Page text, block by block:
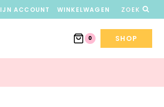
ACCOUNT WINKELWAGEN ZOEK
0 SHOP